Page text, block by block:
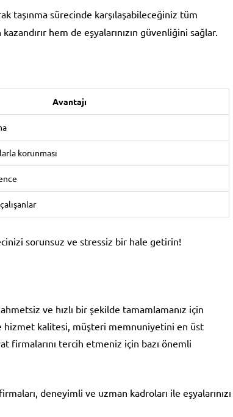
taşınma sürecinde karşılaşabileceğiniz tüm
hem de eşyalarınızın güvenliğini sağlar.
Avantajı
korunması
sorunsuz ve stressiz bir hale getirin!
ve hızlı bir şekilde tamamlamanız için
hizmet kalitesi, müşteri memnuniyetini en üst
firmalarını tercih etmeniz için bazı önemli
deneyimli ve uzman kadroları ile eşyalarınızı